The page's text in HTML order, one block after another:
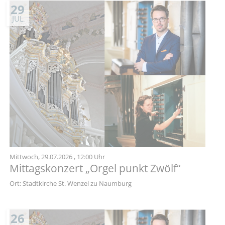
29
JUL
Mittwoch,29.07.2026 , 12:00 Uhr
Mittagskonzert „Orgel punkt Zwölf“
Ort: Stadtkirche St. Wenzel zu Naumburg
26